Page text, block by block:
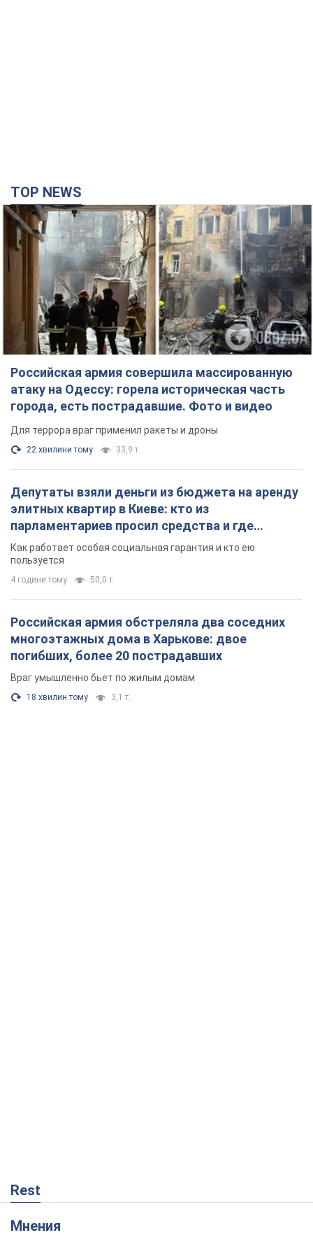
TOP NEWS
Российская армия совершила массированную
атаку на Одессу: горела историческая часть
города, есть пострадавшие. Фото и видео
Для террора враг применил ракеты и дроны
22 хвилини тому 33,9 т.
Депутаты взяли деньги из бюджета на аренду
элитных квартир в Киеве: кто из
парламентариев просил средства и где
поселился
Как работает особая социальная гарантия и кто ею
пользуется
4 години тому 50,0 т.
Российская армия обстреляла два соседних
многоэтажных дома в Харькове: двое
погибших, более 20 пострадавших
Враг умышленно бьет по жилым домам
18 хвилин тому 3,1 т.
Rest
Мнения